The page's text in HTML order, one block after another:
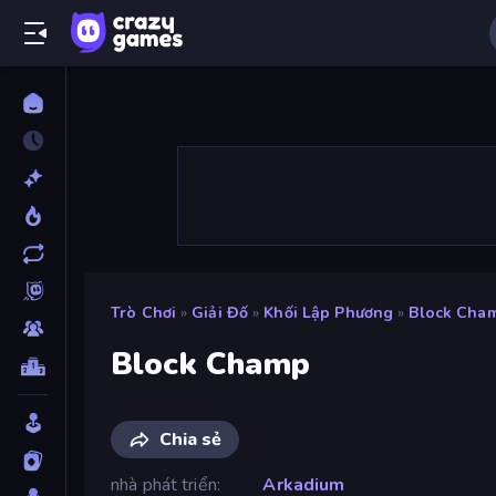
Trò Chơi » Giải Đố » Khối Lập Phương » Block
Block Champ
Chia sẻ
nhà phát triển
Arkadium